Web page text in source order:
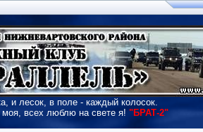
и лесок, в поле - каждый колосок.
моя, всех люблю на свете я! "БРАТ-2"